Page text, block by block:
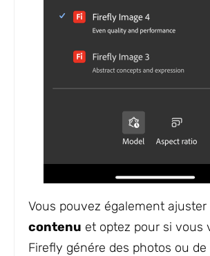
Vous pouvez également ajuster
contenu et optez pour si vous
Firefly génére des photos ou de